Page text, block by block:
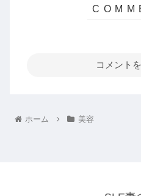
コメント
ホーム 美容